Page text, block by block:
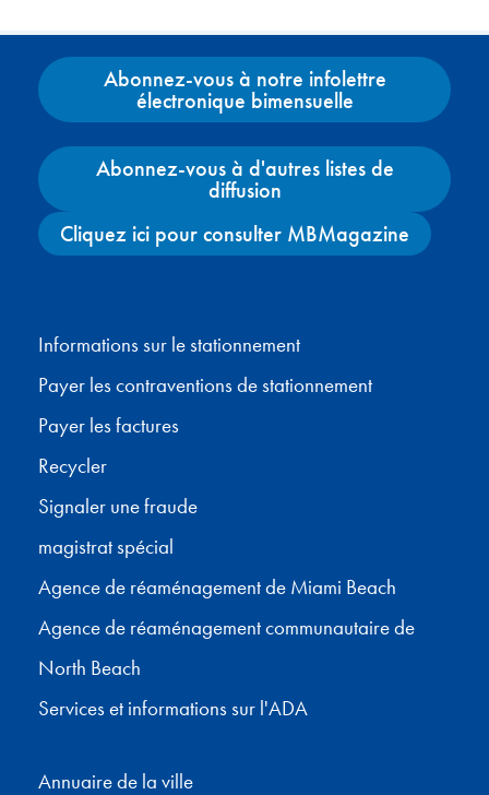
Abonnez-vous à notre infolettre
électronique bimensuelle
Abonnez-vous à d'autres listes de
diffusion
Cliquez ici pour consulter MBMagazine
Informations sur le stationnement
Payer les contraventions de stationnement
Payer les factures
Recycler
Signaler une fraude
magistrat spécial
Agence de réaménagement de Miami Beach
Agence de réaménagement communautaire de
North Beach
Services et informations sur l'ADA
Annuaire de la ville